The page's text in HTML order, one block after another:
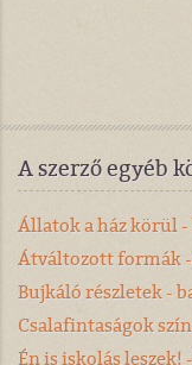
A szerző egyéb
Állatok a ház körül
Átváltozott formák
Bujkáló részletek -
Csalafintaságok
Én is iskolás leszek!